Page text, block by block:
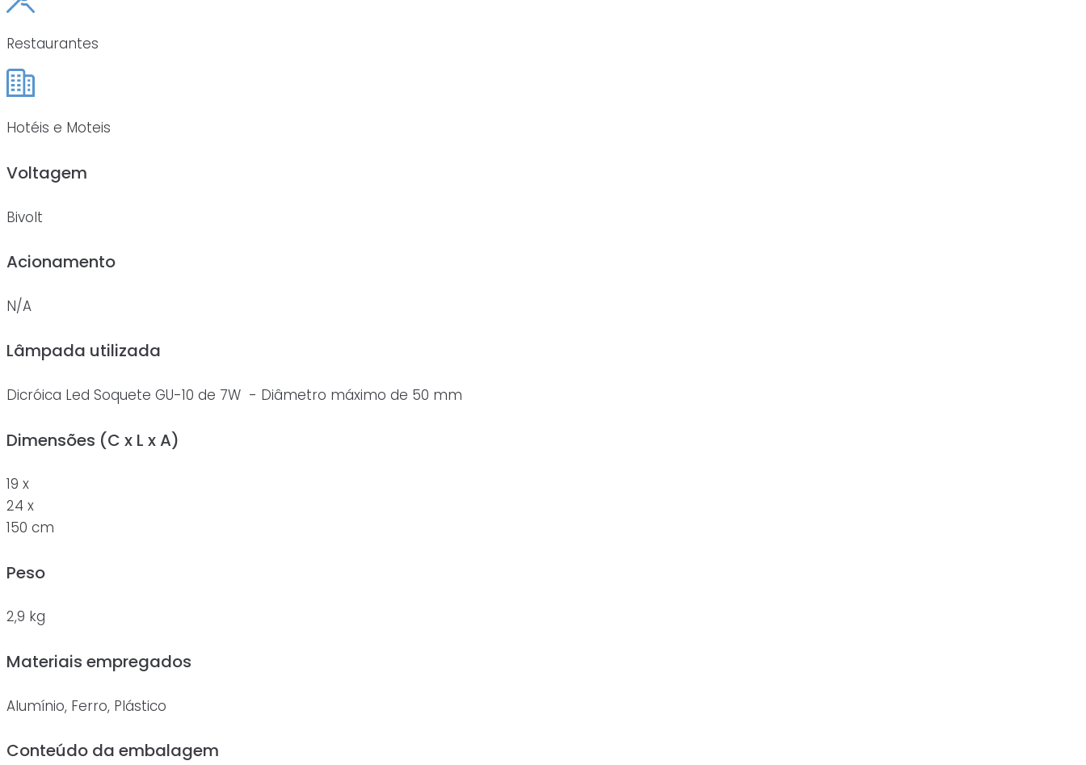
Restaurantes
Hotéis e Moteis
Voltagem
Bivolt
Acionamento
N/A
Lâmpada utilizada
Dicróica Led Soquete GU-10 de 7W - Diâmetro máximo de 50 mm
Dimensões (C x L x A)
19 x
24 x
150 cm
Peso
2,9 kg
Materiais empregados
Alumínio, Ferro, Plástico
Conteúdo da embalagem